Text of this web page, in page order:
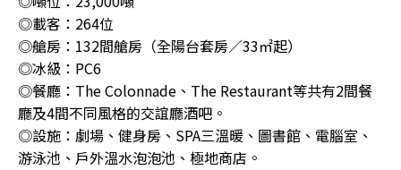
◎載客：264位
◎艙房：132間艙房（全陽台套房／33㎡起）
◎冰級：PC6
◎餐廳：The Colonnade、The Restaurant等共有2間餐
廳及4間不同風格的交誼廳酒吧。
◎設施：劇場、健身房、SPA三溫暖、圖書館、電腦室、
游泳池、戶外溫水泡泡池、極地商店。